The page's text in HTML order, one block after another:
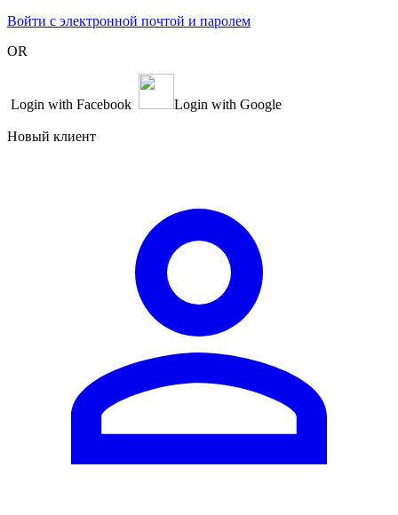
Войти с электронной почтой и паролем
OR
Login with Facebook Login with Google
Новый клиент